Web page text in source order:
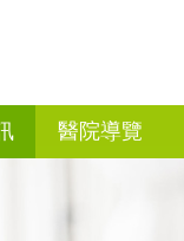
醫院導覽